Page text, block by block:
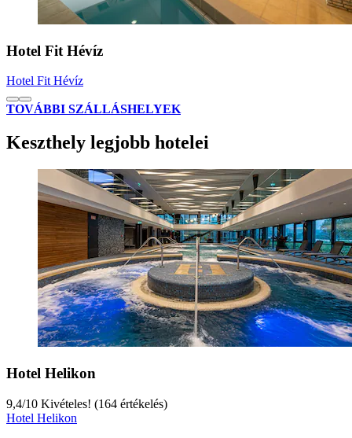
Hotel Fit Hévíz
Hotel Fit Hévíz
TOVÁBBI SZÁLLÁSHELYEK
Keszthely legjobb hotelei
Hotel Helikon
9,4/10 Kivételes! (164 értékelés)
Hotel Helikon